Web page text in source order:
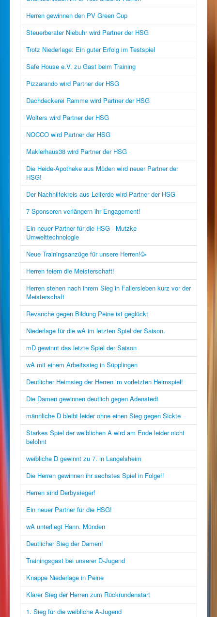
Herren gewinnen den PV Green Cup
Steuerberater Niebuhr wird Partner der HSG
Trotz Niederlage: Ein guter Erfolg im Testspiel
Safe House e.V. zu Gast beim Training
Pizzarando wird Partner der HSG
Dachdeckerei Ramme wird Partner der HSG
Wolters wird Partner der HSG
NOCCO wird Partner der HSG
Maklerhaus38 wird Partner der HSG
Die Heide-Apotheke aus Müden wird neuer Partner der
HSG!
Der Nachhilfekreis aus Leiferde wird Partner der HSG
7 Sponsoren verlängern ihr Engagement!
Ein neuer Partner für die HSG - Mutzke
Umwelttechnologie
Neue Trainingsanzüge für unsere Herren!🥳
Herren feiern die Meisterschaft!
Herren stehen nach ihrem Sieg in Fallersleben kurz vor der
Meisterschaft
Revanche gegen Bildung Peine ist geglückt
Niederlage für die wA im letzten Spiel der Saison.
mD gewinnt das letzte Spiel der Saison
wA mit einem Arbeitssieg in Süpplingen
Deutlicher Heimsieg der Herren im vorletzten Heimspiel!
Die Damen gewinnen deutlich gegen Adenstedt
männliche D bleibt leider ohne einen Sieg gegen Sickte
Starkes Spiel der weiblichen A wird am Ende leider nicht
belohnt
weibliche D gewinnt zu 7. in Langelsheim
Die Herren gewinnen ihr sechstes Spiel in Folge!!
Herren sind Derbysieger!
Ein neuer Partner für die HSG!
wA unterliegt Hann. Münden
Deutlicher Sieg der Damen!
Trainingsgast bei unserer D-Jugend
Knappe Niederlage in Peine
Klarer Sieg der Herren zum Rückrundenstart
1. Sieg für die weibliche A-Jugend